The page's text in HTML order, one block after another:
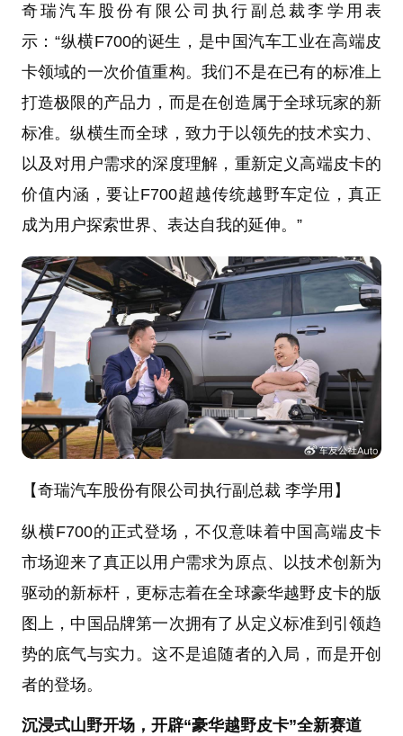
奇瑞汽车股份有限公司执行副总裁李学用表
示：“纵横F700的诞生，是中国汽车工业在高端皮
卡领域的一次价值重构。我们不是在已有的标准上
打造极限的产品力，而是在创造属于全球玩家的新
标准。纵横生而全球，致力于以领先的技术实力、
以及对用户需求的深度理解，重新定义高端皮卡的
价值内涵，要让F700超越传统越野车定位，真正
成为用户探索世界、表达自我的延伸。”
【奇瑞汽车股份有限公司执行副总裁 李学用】
纵横F700的正式登场，不仅意味着中国高端皮卡
市场迎来了真正以用户需求为原点、以技术创新为
驱动的新标杆，更标志着在全球豪华越野皮卡的版
图上，中国品牌第一次拥有了从定义标准到引领趋
势的底气与实力。这不是追随者的入局，而是开创
者的登场。
沉浸式山野开场，开辟“豪华越野皮卡”全新赛道